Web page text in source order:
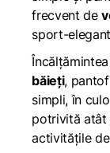
frecvent de
sport-
băieți,
simpli, în
potrivită atât
activitățile